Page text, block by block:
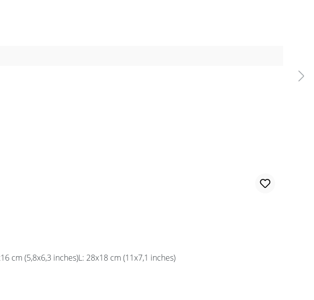
cm (5,8x6,3 inches)L: 28x18 cm (11x7,1 inches)